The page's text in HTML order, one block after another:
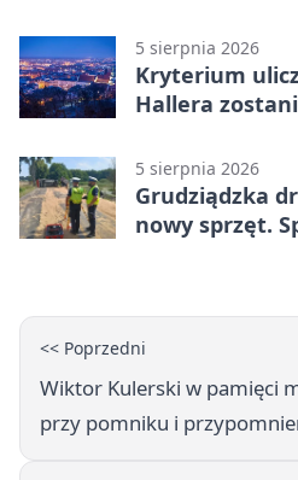
5 sierpnia 2026
Kryterium
Hallera
5 sierpnia 2026
Grudziądzka
nowy sprzęt.
<< Poprzedni
Wiktor Kulerski w pamięci
przy pomniku i